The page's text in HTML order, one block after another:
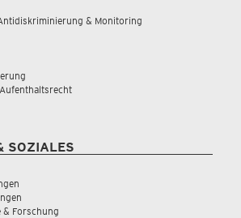
& Monitoring
SOZIALES
Forschung